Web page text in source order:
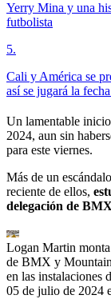
Yerry Mina y una
futbolista
5.
Cali y América se
así se jugará la
Un lamentable
2024, aun sin
para este viernes.
Más de un
reciente de ellos,
delegación de
Logan Martin monta
de BMX y
en las instalaciones
05 de julio de 2024